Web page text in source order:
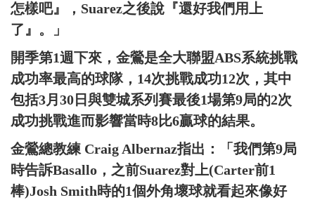
怎樣吧』，Suarez之後說『還好我們用上
了』。」
開季第1週下來，金鶯是全大聯盟ABS系統挑戰
成功率最高的球隊，14次挑戰成功12次，其中
包括3月30日與雙城系列賽最後1場第9局的2次
成功挑戰進而影響當時8比6贏球的結果。
金鶯總教練 Craig Albernaz指出：「我們第9局
時告訴Basallo，之前Suarez對上(Carter前1
棒)Josh Smith時的1個外角壞球就看起來像好